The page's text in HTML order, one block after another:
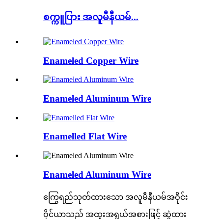
စက္ကူပြား အလူမီနီယမ်...
Enameled Copper Wire
Enameled Aluminum Wire
Enamelled Flat Wire
Enameled Aluminum Wire
ကြွေရည်သုတ်ထားသော အလူမီနီယမ်အဝိုင်း
ဝိုင်ယာသည် အထူးအရွယ်အစားဖြင့် ဆွဲထား